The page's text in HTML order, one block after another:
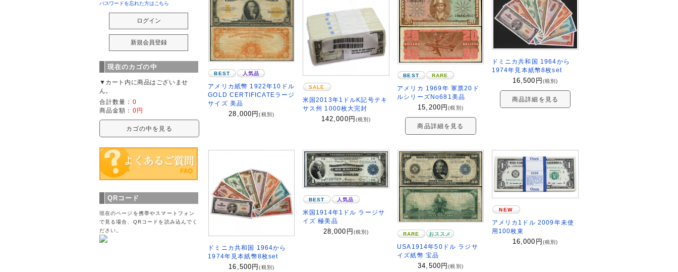
BEST 人気品
アメリカ紙幣 1922年10ドル
GOLD CERTIFICATEラージ
サイズ 美品
28,000 円(税別)
SALE
米国2013年1ドルK記号テキ
サス州 1000枚大完封
142,000 円 (税別)
BEST RARE
アメリカ 1969年 軍票20ド
ルシリーズNo681美品
15,200 円(税別)
商品詳細を見る
ドミニカ共和国 1964から
1974年見本紙幣8枚set
16,500 円 (税別)
商品詳細を見る
ドミニカ共和国 1964から
1974年見本紙幣8枚set
16,500 円(税別)
BEST 人気品
米国1914年1ドル ラージサ
イズ 極美品
28,000 円 (税別) RARE おススメ
USA1914年50ドル ラジサ
イズ紙幣 宝品
34,500 円(税別)
NEW
アメリカ1ドル 2009年未使
用100枚束
16,000 円 (税別)
パスワードを忘れた方はこちら
現在のカゴの中
▼カート内に商品はございませ
ん。
合計数量： 0
商品金額： 0円
カゴの中を見る
QRコード
現在のページを携帯やスマートフォン
で見る場合、QRコードを読み込んでく
ださい。